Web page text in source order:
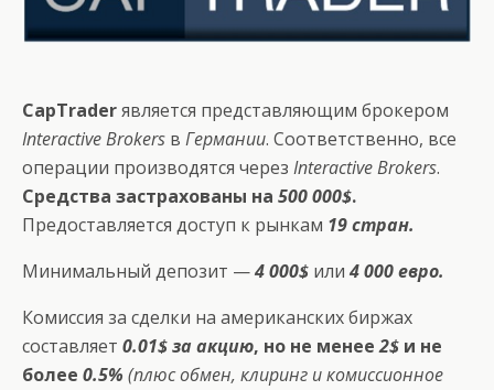
CapTraderявляется представляющим брокером
Interactive Brokers в Германии. Соответственно, все
операции производятся через Interactive Brokers.
Cредства застрахованы на 500 000$.
Предоставляется доступ к рынкам 19 стран.
Минимальный депозит —4 000$ или 4 000 евро.
Комиссия за сделки на американских биржах
составляет 0.01$ за акцию, но не менее2$ и не
более 0.5% (плюс обмен, клиринг и комиссионное